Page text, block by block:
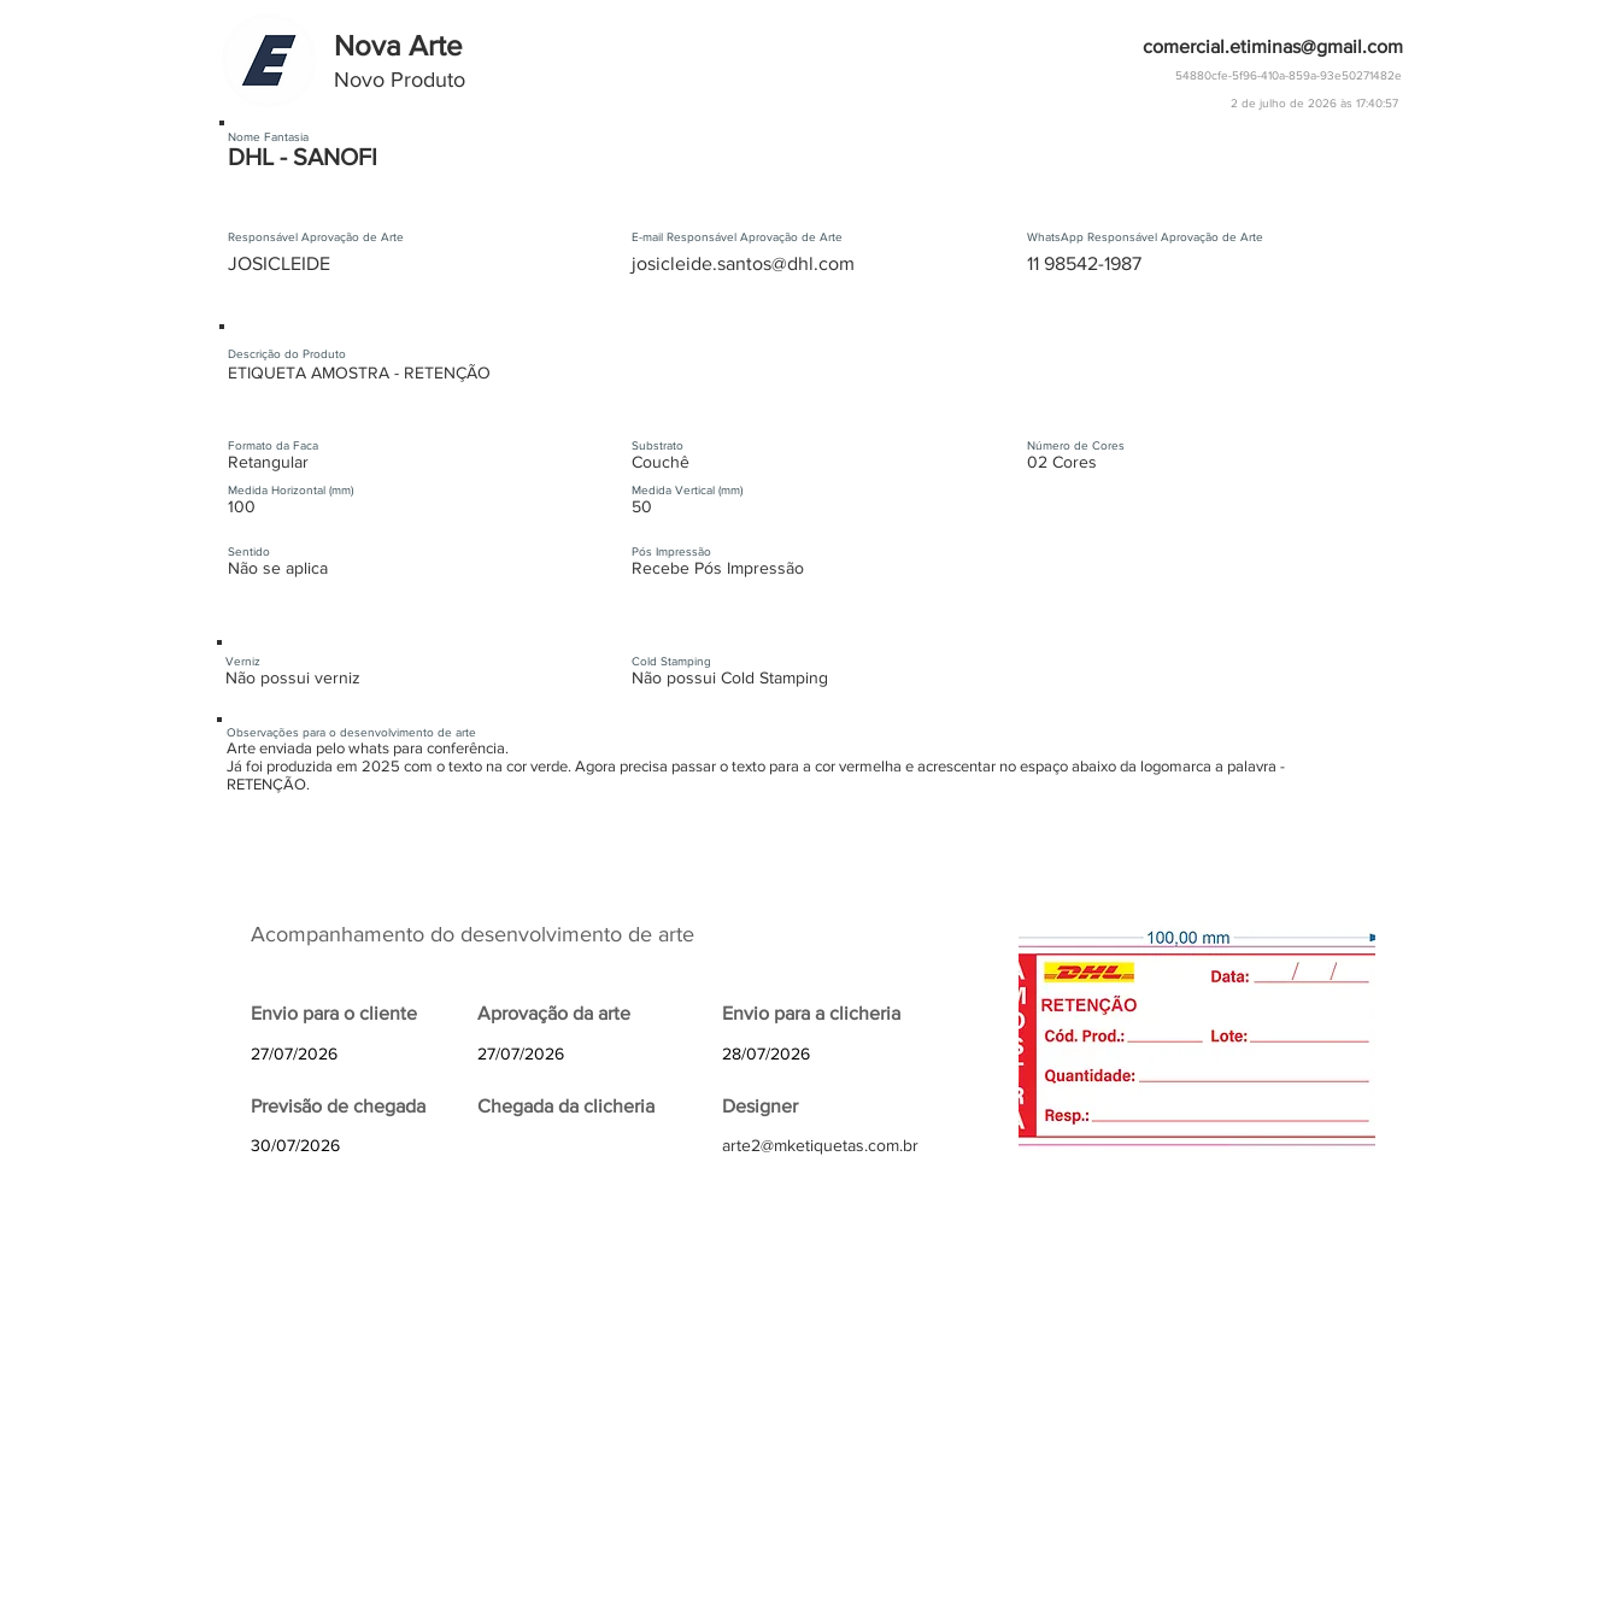
Nova Arte
Novo Produto
comercial.etiminas@gmail.com
54880cfe-5f96-410a-859a-93e50271482e
2 de julho de 2026 às 17:40:57
Nome Fantasia
DHL - SANOFI
Responsável Aprovação de Arte
JOSICLEIDE
E-mail Responsável Aprovação de Arte
josicleide.santos@dhl.com
WhatsApp Responsável Aprovação de Arte
11 98542-1987
Descrição do Produto
ETIQUETA AMOSTRA - RETENÇÃO
Formato da Faca
Retangular
Medida Horizontal (mm)
100
Sentido
Não se aplica
Substrato
Couchê
Número de Cores
02 Cores
Medida Vertical (mm)
50
Pós Impressão
Recebe Pós Impressão
Verniz
Não possui verniz
Cold Stamping
Não possui Cold Stamping
Observações para o desenvolvimento de arte
Arte enviada pelo whats para conferência.
Já foi produzida em 2025 com o texto na cor verde. Agora precisa passar o texto para a cor vermelha e acrescentar no espaço abaixo da logomarca a palavra -
RETENÇÃO.
Acompanhamento do desenvolvimento de arte
Envio para o cliente Aprovação da arte
27/07/2026 27/07/2026
Envio para a clicheria
28/07/2026
Previsão de chegada Chegada da clicheria
30/07/2026
Designer
arte2@mketiquetas.com.br